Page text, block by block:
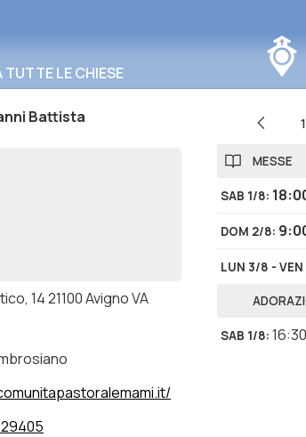
LE CHIESE
Battista
14 21100 Avigno VA
MESSE
SAB 1/8:
DOM 2/8:
LUN 3/8 -
SAB 1/8: